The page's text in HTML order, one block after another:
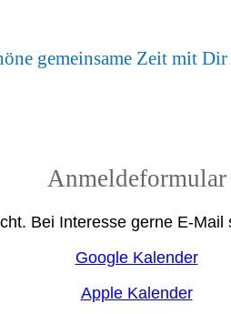
gemeinsame Zeit mit
Anmeldeformular
Bei Interesse gerne E-
Google Kalender
Apple Kalender